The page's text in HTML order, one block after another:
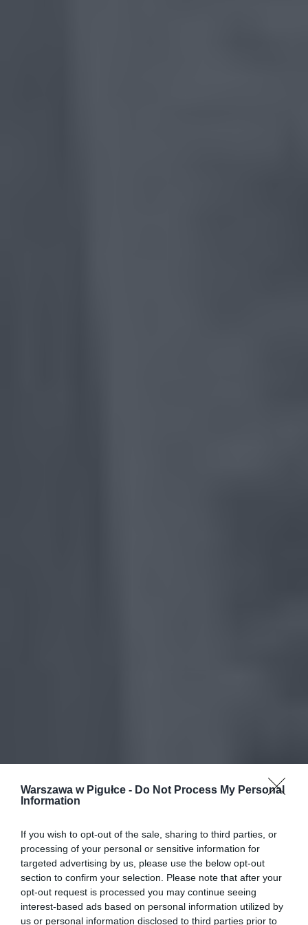
Warszawa w Pigułce - Do Not Process My Personal
Information
If you wish to opt-out of the sale, sharing to third parties, or
processing of your personal or sensitive information for
targeted advertising by us, please use the below opt-out
section to confirm your selection. Please note that after your
opt-out request is processed you may continue seeing
interest-based ads based on personal information utilized by
us or personal information disclosed to third parties prior to